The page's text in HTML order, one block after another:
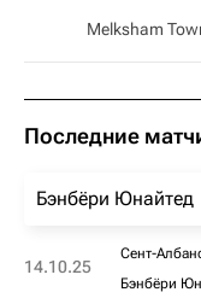
Melksham
Последние
Бэнбёри Юнайтед
14.10.25
Сент-
Бэнбёри